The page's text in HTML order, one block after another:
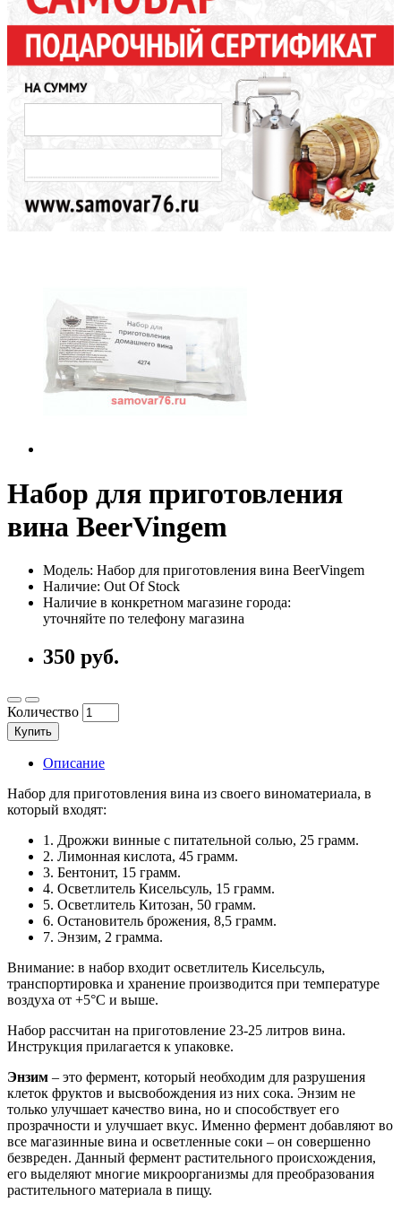
Набор для приготовления
вина BeerVingem
Модель: Набор для приготовления вина BeerVingem
Наличие: Out Of Stock
Наличие в конкретном магазине города:
уточняйте по телефону магазина
350 руб.
Количество
Купить
Описание
Набор для приготовления вина из своего виноматериала, в
который входят:
1. Дрожжи винные с питательной солью, 25 грамм.
2. Лимонная кислота, 45 грамм.
3. Бентонит, 15 грамм.
4. Осветлитель Кисельсуль, 15 грамм.
5. Осветлитель Китозан, 50 грамм.
6. Остановитель брожения, 8,5 грамм.
7. Энзим, 2 грамма.
Внимание: в набор входит осветлитель Кисельсуль,
транспортировка и хранение производится при температуре
воздуха от +5°C и выше.
Набор рассчитан на приготовление 23-25 литров вина.
Инструкция прилагается к упаковке.
Энзим – это фермент, который необходим для разрушения
клеток фруктов и высвобождения из них сока. Энзим не
только улучшает качество вина, но и способствует его
прозрачности и улучшает вкус. Именно фермент добавляют во
все магазинные вина и осветленные соки – он совершенно
безвреден. Данный фермент растительного происхождения,
его выделяют многие микроорганизмы для преобразования
растительного материала в пищу.